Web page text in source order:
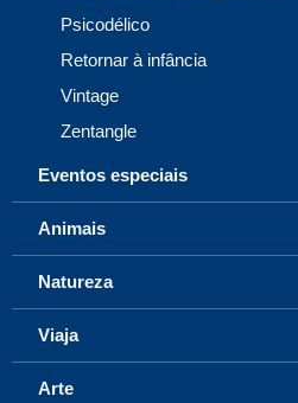
Psicodélico
Retornar à infância
Vintage
Zentangle
Eventos especiais
Animais
Natureza
Viaja
Arte